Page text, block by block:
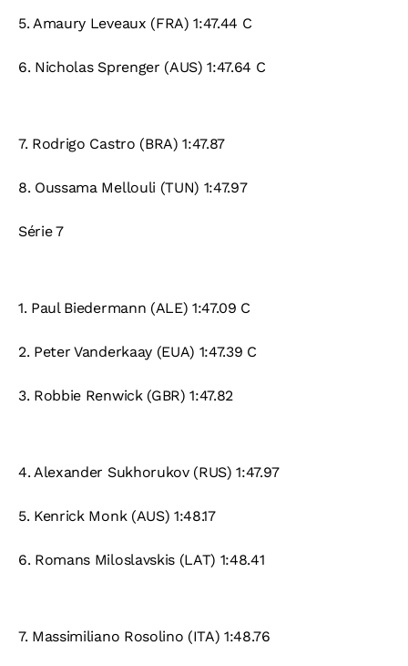
5. Amaury Leveaux (FRA) 1:47.44 C
6. Nicholas Sprenger (AUS) 1:47.64 C
7. Rodrigo Castro (BRA) 1:47.87
8. Oussama Mellouli (TUN) 1:47.97
Série 7
1. Paul Biedermann (ALE) 1:47.09 C
2. Peter Vanderkaay (EUA) 1:47.39 C
3. Robbie Renwick (GBR) 1:47.82
4. Alexander Sukhorukov (RUS) 1:47.97
5. Kenrick Monk (AUS) 1:48.17
6. Romans Miloslavskis (LAT) 1:48.41
7. Massimiliano Rosolino (ITA) 1:48.76